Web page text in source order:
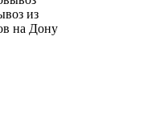
из
на Дону